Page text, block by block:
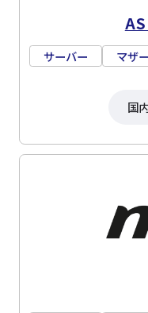
サーバー マザ
国